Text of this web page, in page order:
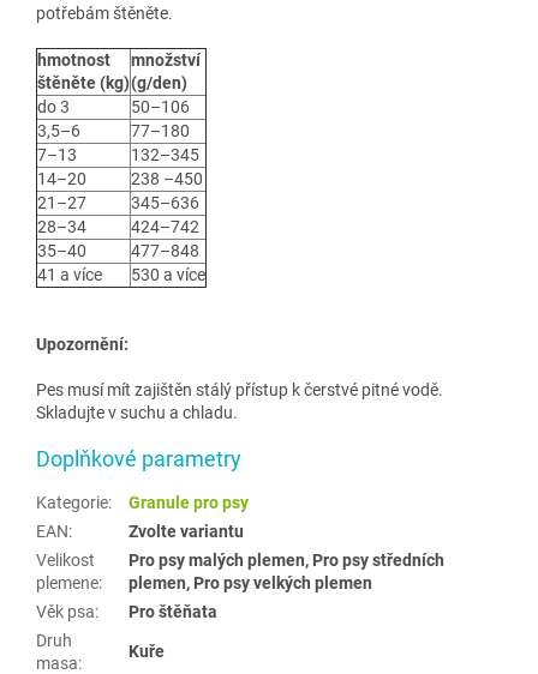
potřebám štěněte.
hmotnost
štěněte (kg)
množství
(g/den)
do 3
50–106
3,5–6
77–180
7–13
132–345
14–20
238 –450
21–27
345–636
28–34
424–742
35–40
477–848
41 a více
530 a více
Upozornění:
Pes musí mít zajištěn stálý přístup k čerstvé pitné vodě.
Skladujte v suchu a chladu.
Doplňkové parametry
Kategorie:
Granule pro psy
EAN:
Zvolte variantu
Velikost
plemene:
Pro psy malých plemen, Pro psy středních
plemen, Pro psy velkých plemen
Věk psa:
Pro štěňata
Druh
masa:
Kuře